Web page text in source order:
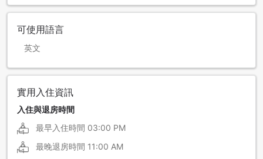
可使用語言
英文
實用入住資訊
入住與退房時間
最早入住時間 03:00 PM
最晚退房時間 11:00 AM